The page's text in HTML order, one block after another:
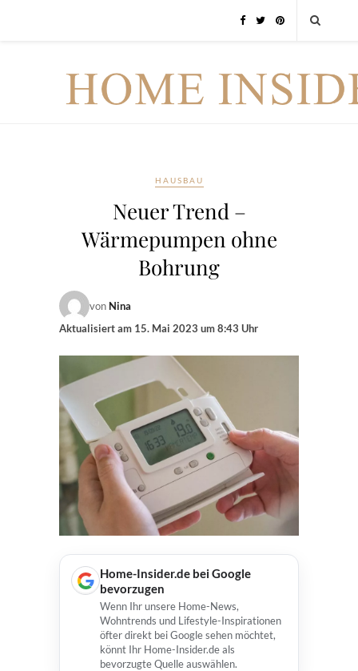
HAUSBAU
Neuer Trend –
Wärmepumpen ohne
Bohrung
von Nina
Aktualisiert am 15. Mai 2023 um 8:43 Uhr
Home-Insider.de bei Google
bevorzugen
Wenn Ihr unsere Home-News,
Wohntrends und Lifestyle-Inspirationen
öfter direkt bei Google sehen möchtet,
könnt Ihr Home-Insider.de als
bevorzugte Quelle auswählen.